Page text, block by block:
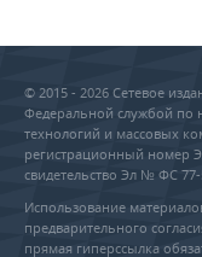
© 2015 - 2026 Сетевое
Федеральной службой по
технологий и массовых
регистрационный номер
свидетельство Эл № ФС 77-
Использование
предварительного
прямая гиперссылка